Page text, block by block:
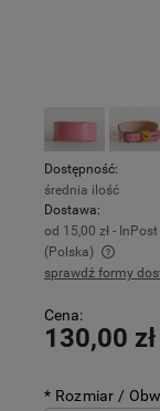
Dostępność:
średnia ilość
Dostawa:
od 15,00 zł -
(Polska)
Cena nie
sprawdź formy
Cena:
130,00 zł
* Rozmiar /